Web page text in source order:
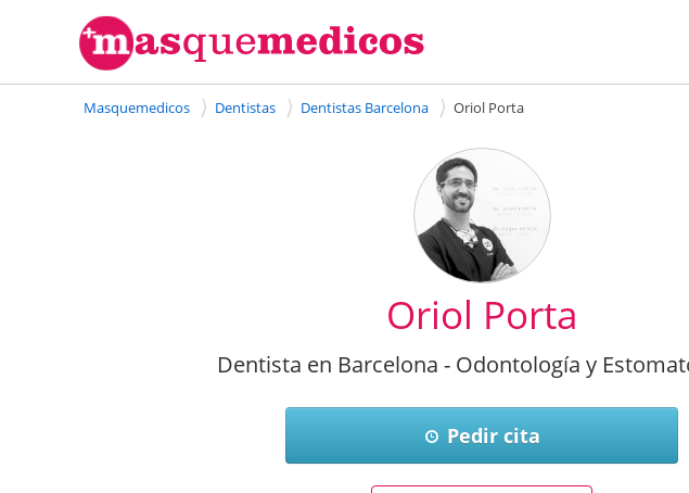
Masquemedicos Dentistas Dentistas Barcelona Oriol Porta
Oriol Porta
Dentista en Barcelona - Odontología y
Pedir cita